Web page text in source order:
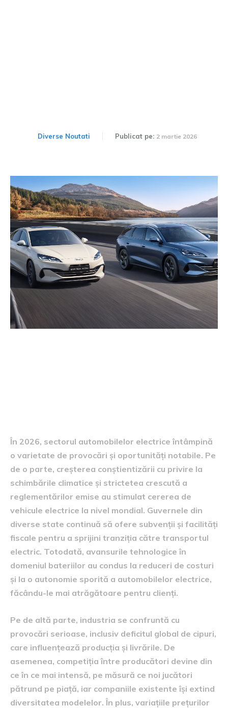
Diverse Noutati Publicat pe: 2 martie 2026
În 2026, sectorul automobilelor electrice întâmpină
o varietate de provocări și oportunități notabile. Pe
de o parte, creșterea conștientizării cu privire la
schimbările climatice și strictetea crescută a
reglementărilor emise au stimulat cererea de
vehicule electrice la nivel mondial. Guvernele din
diverse state continuă să ofere subvenții și facilități
fiscale pentru a sprijini tranziția către transportul
electric. Totodată, avansurile tehnologice în
domeniul bateriilor au condus la reduceri de costuri
și la o autonomie sporită a automobilelor electrice,
făcându-le mai atrăgătoare pentru clienți.
Pe de altă parte, industria se confruntă cu
provocări serioase, inclusiv deficitul global de cipuri,
care influențează producția și livrările. De
asemenea, competiția între producători devine din
ce în ce mai intensă, pe măsură ce noi jucători
pătrund pe piață, iar companiile existente își extind
diversitatea modelelor. În plus, variațiile prețurilor